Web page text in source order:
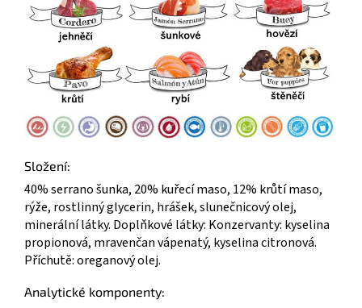
Složení:
40% serrano šunka, 20% kuřecí maso, 12% krůtí maso,
rýže, rostlinný glycerin, hrášek, slunečnicový olej,
minerální látky. Doplňkové látky: Konzervanty: kyselina
propionová, mravenčan vápenatý, kyselina citronová.
Příchutě: oreganový olej.
Analytické komponenty: